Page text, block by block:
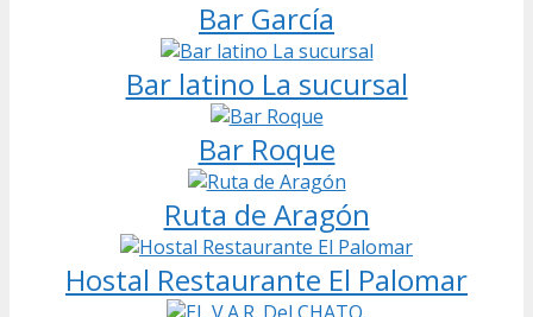
Bar García
Bar latino La sucursal
Bar Roque
Ruta de Aragón
Hostal Restaurante El Palomar